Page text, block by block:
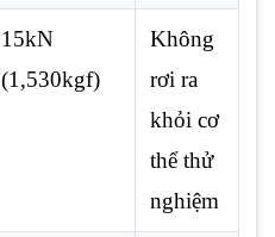
15kN
(1,530kgf)
Không
rơi ra
khỏi cơ
thể thử
nghiệm